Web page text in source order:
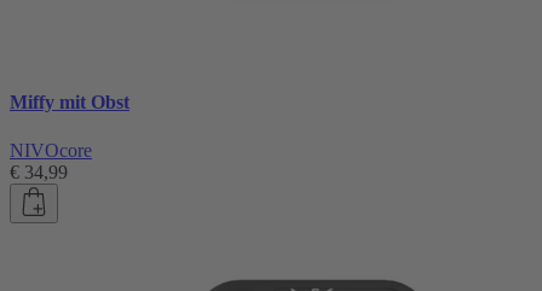
Miffy mit Obst
NIVOcore
€ 34,99